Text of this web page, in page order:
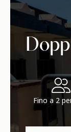
Fino a 2